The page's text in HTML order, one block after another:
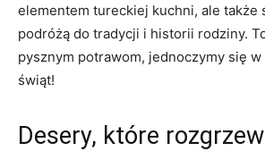
elementem tureckiej kuchni, ale także
podróżą ‍do tradycji i historii rodziny.
pysznym potrawom, ⁢jednoczymy się
świąt!
Desery, które